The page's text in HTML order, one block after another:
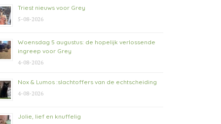
Triest nieuws voor Grey
5-08-2026
Woensdag 5 augustus: de hopelijk verlossende
ingreep voor Grey
4-08-2026
Nox & Lumos :slachtoffers van de echtscheiding
4-08-2026
Jolie, lief en knuffelig